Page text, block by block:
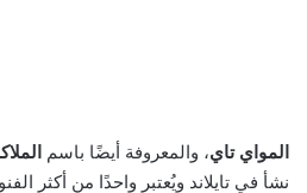
المواي تاي، والمعروفة أيضًا باسم
نشأ في تايلاند ويُعتبر واحدًا من أكثر